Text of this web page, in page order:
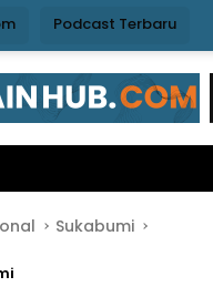
Podcast Terbaru
Sukabumi